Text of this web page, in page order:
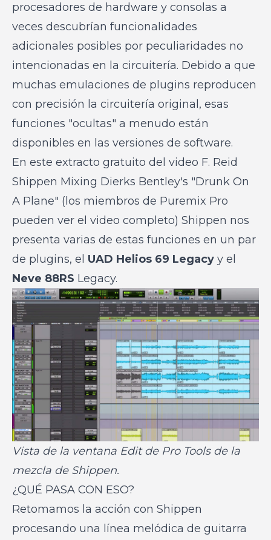
procesadores de hardware y consolas a
veces descubrían funcionalidades
adicionales posibles por peculiaridades no
intencionadas en la circuitería. Debido a que
muchas emulaciones de plugins reproducen
con precisión la circuitería original, esas
funciones "ocultas" a menudo están
disponibles en las versiones de software.
En este extracto gratuito del video F. Reid
Shippen Mixing Dierks Bentley's "Drunk On
A Plane" (los miembros de Puremix Pro
pueden ver el video completo) Shippen nos
presenta varias de estas funciones en un par
de plugins, el UAD Helios 69 Legacy y el
Neve 88RS Legacy.
Vista de la ventana Edit de Pro Tools de la
mezcla de Shippen.
¿QUÉ PASA CON ESO?
Retomamos la acción con Shippen
procesando una línea melódica de guitarra